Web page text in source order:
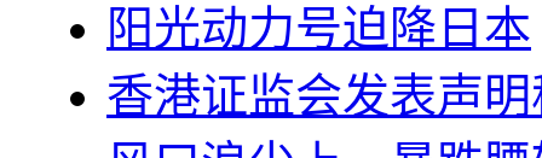
阳光动力号迫降日本
香港证监会发表声